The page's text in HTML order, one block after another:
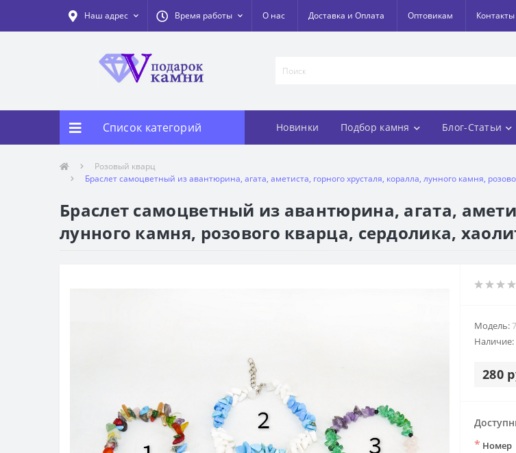
Наш адрес Время работы О нас Доставка и Оплата Оптовикам Контакты
Список категорий Новинки Подбор камня Блог-Статьи
Розовый кварц
Браслет самоцветный из авантюрина, агата, аметиста, горного хрусталя, коралла, лунного камня,
Браслет самоцветный из авантюрина, агата,
лунного камня, розового кварца, сердолика,
Модель:
Наличие:
280
* Номер